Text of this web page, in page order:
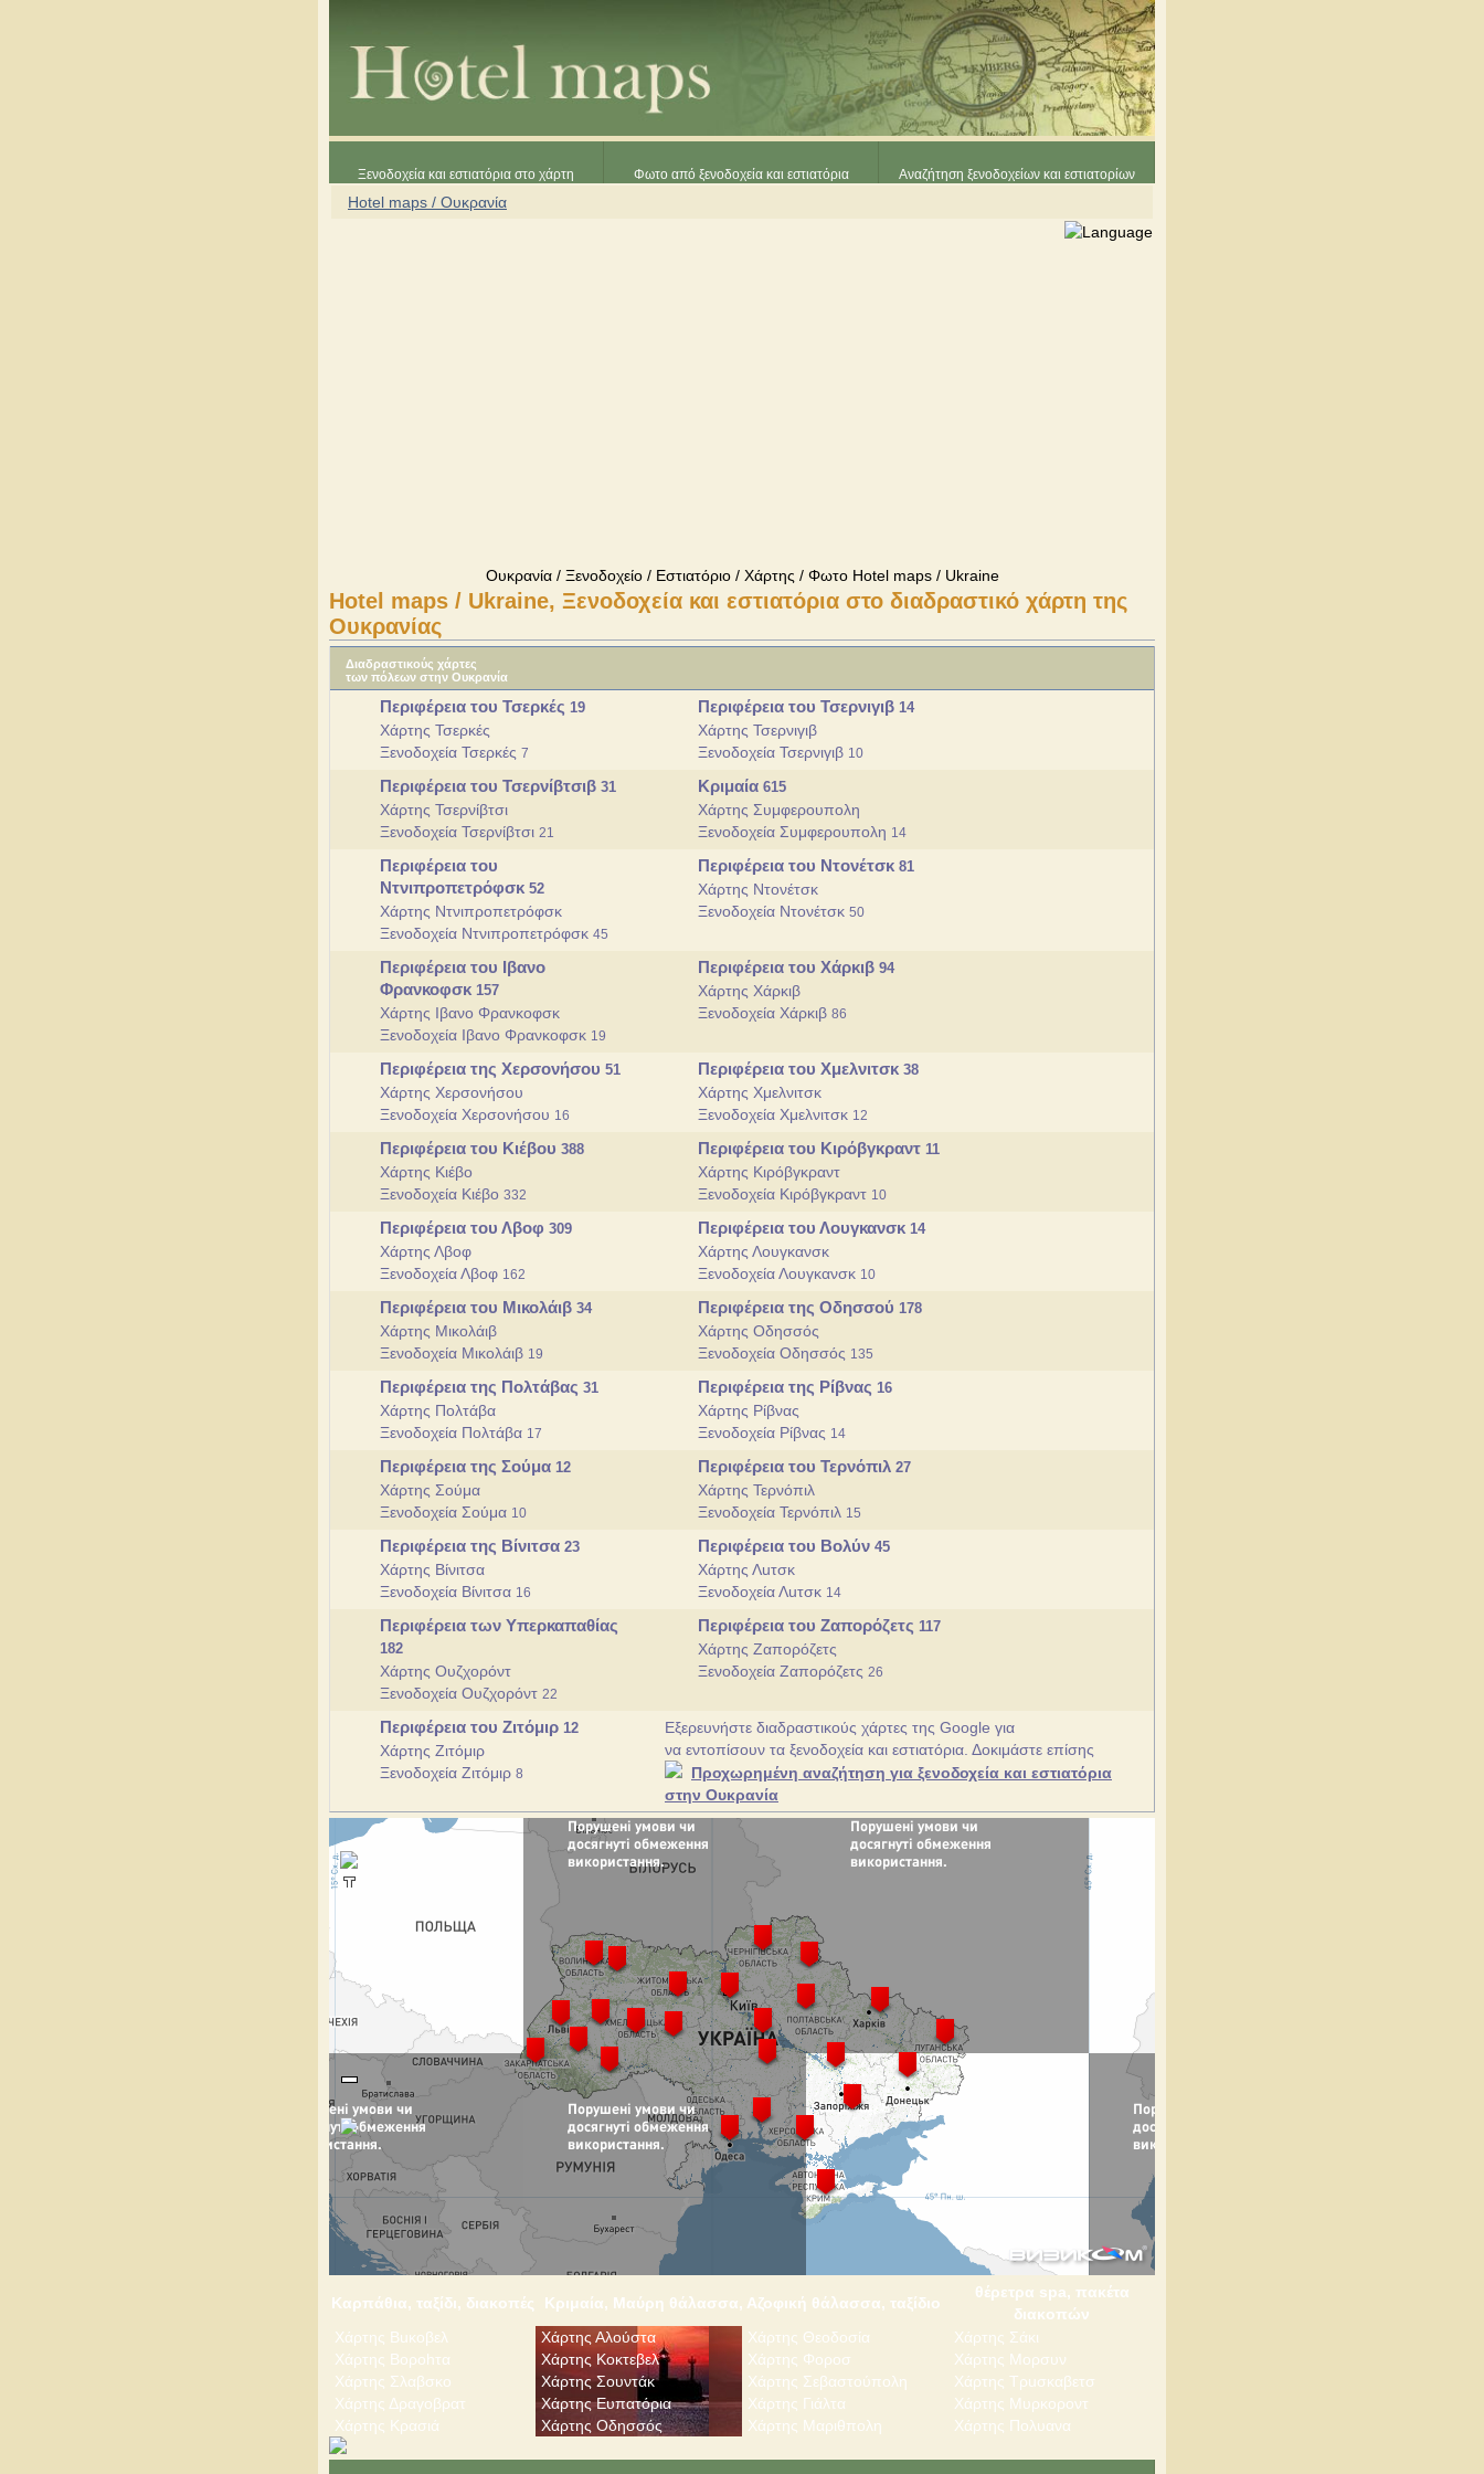
Ξενοδοχεία και εστιατόρια στο χάρτη Φωτο από ξενοδοχεία και εστιατόρια Αναζήτηση ξενοδοχείων και εστιατορίων
Hotel maps / Ουκρανία
Ουκρανία / Ξενοδοχείο / Εστιατόριο / Χάρτης / Φωτο Hotel maps / Ukraine
Hotel maps / Ukraine, Ξενοδοχεία και εστιατόρια στο διαδραστικό χάρτη της
Ουκρανίας
Διαδραστικούς χάρτες
των πόλεων στην Ουκρανία
Περιφέρεια του Τσερκές 19
Χάρτης Τσερκές
Ξενοδοχεία Τσερκές 7
Περιφέρεια του Τσερνιγιβ 14
Χάρτης Τσερνιγιβ
Ξενοδοχεία Τσερνιγιβ 10
Περιφέρεια του Τσερνίβτσιβ 31
Χάρτης Τσερνίβτσι
Ξενοδοχεία Τσερνίβτσι 21
Κριμαία 615
Χάρτης Συμφερουπολη
Ξενοδοχεία Συμφερουπολη 14
Περιφέρεια του
Ντνιπροπετρόφσκ 52
Χάρτης Ντνιπροπετρόφσκ
Ξενοδοχεία Ντνιπροπετρόφσκ 45
Περιφέρεια του Ντονέτσκ 81
Χάρτης Ντονέτσκ
Ξενοδοχεία Ντονέτσκ 50
Περιφέρεια του Ιβανο
Φρανκοφσκ 157
Χάρτης Ιβανο Φρανκοφσκ
Ξενοδοχεία Ιβανο Φρανκοφσκ 19
Περιφέρεια του Χάρκιβ 94
Χάρτης Χάρκιβ
Ξενοδοχεία Χάρκιβ 86
Περιφέρεια της Χερσονήσου 51
Χάρτης Χερσονήσου
Ξενοδοχεία Χερσονήσου 16
Περιφέρεια του Χμελνιτσκ 38
Χάρτης Χμελνιτσκ
Ξενοδοχεία Χμελνιτσκ 12
Περιφέρεια του Κιέβου 388
Χάρτης Κιέβο
Ξενοδοχεία Κιέβο 332
Περιφέρεια του Κιρόβγκραντ 11
Χάρτης Κιρόβγκραντ
Ξενοδοχεία Κιρόβγκραντ 10
Περιφέρεια του Λβοφ 309
Χάρτης Λβοφ
Ξενοδοχεία Λβοφ 162
Περιφέρεια του Λουγκανσκ 14
Χάρτης Λουγκανσκ
Ξενοδοχεία Λουγκανσκ 10
Περιφέρεια του Μικολάιβ 34
Χάρτης Μικολάιβ
Ξενοδοχεία Μικολάιβ 19
Περιφέρεια της Οδησσού 178
Χάρτης Οδησσός
Ξενοδοχεία Οδησσός 135
Περιφέρεια της Πολτάβας 31
Χάρτης Πολτάβα
Ξενοδοχεία Πολτάβα 17
Περιφέρεια της Ρίβνας 16
Χάρτης Ρίβνας
Ξενοδοχεία Ρίβνας 14
Περιφέρεια της Σούμα 12
Χάρτης Σούμα
Ξενοδοχεία Σούμα 10
Περιφέρεια του Τερνόπιλ 27
Χάρτης Τερνόπιλ
Ξενοδοχεία Τερνόπιλ 15
Περιφέρεια της Βίνιτσα 23
Χάρτης Βίνιτσα
Ξενοδοχεία Βίνιτσα 16
Περιφέρεια του Βολύν 45
Χάρτης Λuτσκ
Ξενοδοχεία Λuτσκ 14
Περιφέρεια των Υπερκαπαθίας
182
Χάρτης Ουζχορόντ
Ξενοδοχεία Ουζχορόντ 22
Περιφέρεια του Ζαπορόζετς 117
Χάρτης Ζαπορόζετς
Ξενοδοχεία Ζαπορόζετς 26
Περιφέρεια του Ζιτόμιρ 12
Χάρτης Ζιτόμιρ
Ξενοδοχεία Ζιτόμιρ 8
Εξερευνήστε διαδραστικούς χάρτες της Google για
να εντοπίσουν τα ξενοδοχεία και εστιατόρια. Δοκιμάστε επίσης
Προχωρημένη αναζήτηση για ξενοδοχεία και εστιατόρια
στην Ουκρανία
Καρπάθια, ταξίδι, διακοπές Κριμαία, Μαύρη θάλασσα, Αζοφική θάλασσα, ταξίδιο
θέρετρα spa, πακέτα
διακοπών
Χάρτης Buκοβελ
Χάρτης Bοροhτα
Χάρτης Σλαβσκο
Χάρτης Δραγοβρατ
Χάρτης Κρασιά
Χάρτης Αλούστα
Χάρτης Κοκτεβελ
Χάρτης Σουντάκ
Χάρτης Ευπατόρια
Χάρτης Οδησσός
Χάρτης Θεοδοσία
Χάρτης Φοροσ
Χάρτης Σεβαστούπολη
Χάρτης Γιάλτα
Χάρτης Μαριθπολη
Χάρτης Σάκι
Χάρτης Mορσυν
Χάρτης Tρuσκαβετσ
Χάρτης Μυρκοροντ
Χάρτης Πολυανα